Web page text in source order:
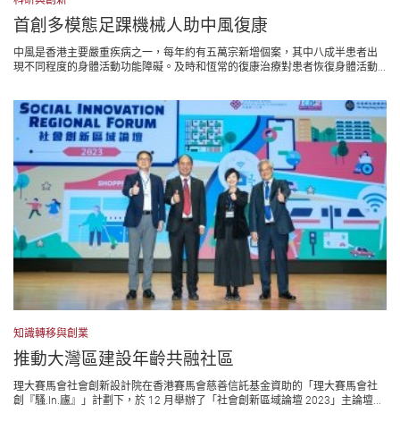
首創多模態足踝機械人助中風復康
中風是香港主要嚴重疾病之一，每年約有五萬宗新增個案，其中⼋成半患者出
現不同程度的身體活動功能障礙。及時和恆常的復康治療對患者恢復身體活動...
知識轉移與創業
推動大灣區建設年齡共融社區
理大賽馬會社會創新設計院在香港賽馬會慈善信託基金資助的「理大賽馬會社
創『騷.In.廬』」計劃下，於 12 月舉辦了「社會創新區域論壇 2023」主論壇...